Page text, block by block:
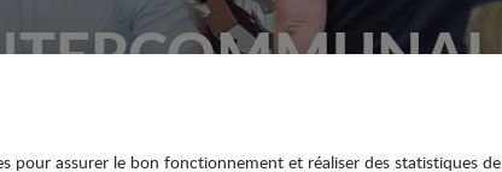
pour assurer le bon fonctionnement et réaliser des statistiques